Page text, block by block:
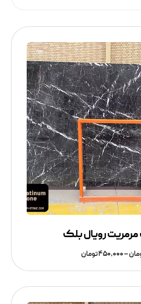
رویال بلک
–۴۵۰,۰۰۰تومان